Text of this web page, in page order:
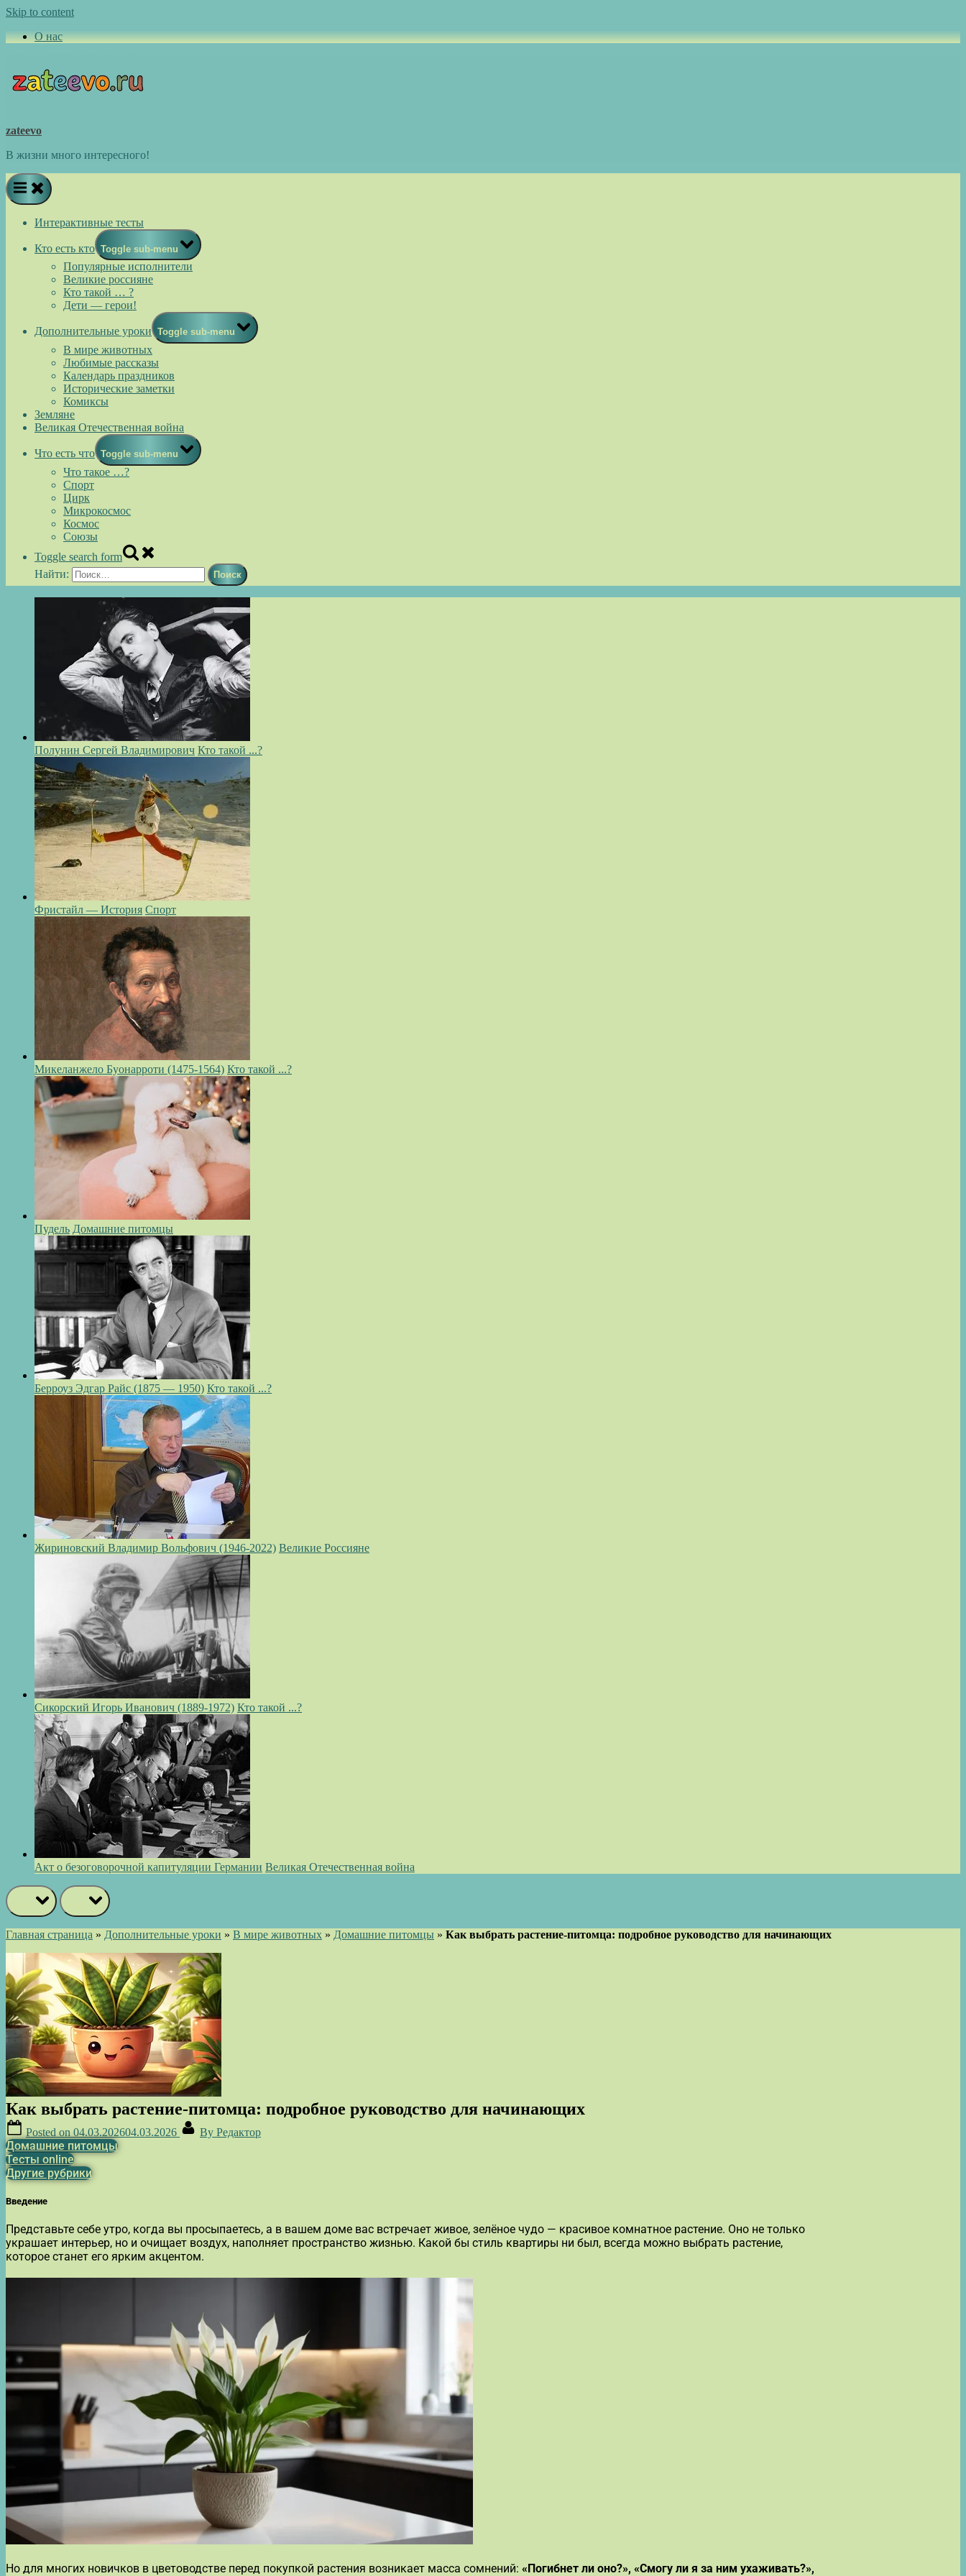
Skip to content
О нас
zateevo
В жизни много интересного!
Интерактивные тесты
Кто есть кто Toggle sub-menu
Популярные исполнители
Великие россияне
Кто такой … ?
Дети — герои!
Дополнительные уроки Toggle sub-menu
В мире животных
Любимые рассказы
Календарь праздников
Исторические заметки
Комиксы
Земляне
Великая Отечественная война
Что есть что Toggle sub-menu
Что такое …?
Спорт
Цирк
Микрокосмос
Космос
Союзы
Toggle search form
Найти:
Полунин Сергей Владимирович Кто такой ...?
Фристайл — История Спорт
Микеланжело Буонарроти (1475-1564) Кто такой ...?
Пудель Домашние питомцы
Берроуз Эдгар Райс (1875 — 1950) Кто такой ...?
Жириновский Владимир Вольфович (1946-2022) Великие Россияне
Сикорский Игорь Иванович (1889-1972) Кто такой ...?
Акт о безоговорочной капитуляции Германии Великая Отечественная война
Главная страница » Дополнительные уроки » В мире животных » Домашние питомцы » Как выбрать растение-питомца: подробное руководство для начинающих
Как выбрать растение-питомца: подробное руководство для начинающих
Posted on 04.03.202604.03.2026 By Редактор
Домашние питомцы
Тесты online
Другие рубрики
Введение
Представьте себе утро, когда вы просыпаетесь, а в вашем доме вас встречает живое, зелёное чудо — красивое комнатное растение. Оно не только
украшает интерьер, но и очищает воздух, наполняет пространство жизнью. Какой бы стиль квартиры ни был, всегда можно выбрать растение,
которое станет его ярким акцентом.
Но для многих новичков в цветоводстве перед покупкой растения возникает масса сомнений: «Погибнет ли оно?», «Смогу ли я за ним ухаживать?»,